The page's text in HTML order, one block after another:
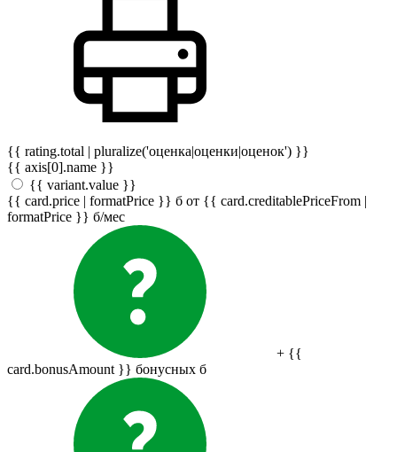
{{ rating.total | pluralize('оценка|оценки|оценок') }}
{{ axis[0].name }}
{{ variant.value }}
{{ card.price | formatPrice }} б от {{ card.creditablePriceFrom |
formatPrice }} б/мес
+ {{
card.bonusAmount }} бонусных б